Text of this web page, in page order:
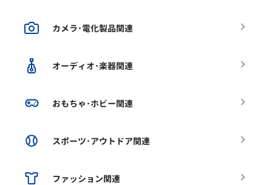
カメラ･電化製品関連
オーディオ･楽器関連
おもちゃ･ホビー関連
スポーツ･アウトドア関連
ファッション関連